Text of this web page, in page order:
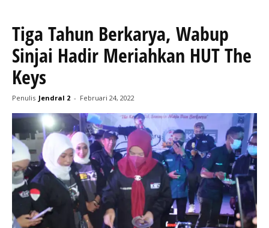
Tiga Tahun Berkarya, Wabup
Sinjai Hadir Meriahkan HUT The
Keys
Penulis Jendral 2 - Februari 24, 2022